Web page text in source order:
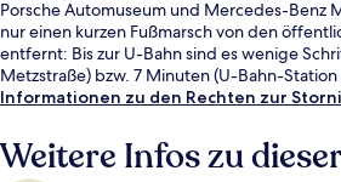
Porsche Automuseum und Mercedes-Benz
nur einen kurzen Fußmarsch von den
entfernt: Bis zur U-Bahn sind es wenige
Metzstraße) bzw. 7 Minuten (U-Bahn-
Informationen zu den Rechten zur
Weitere Infos zu